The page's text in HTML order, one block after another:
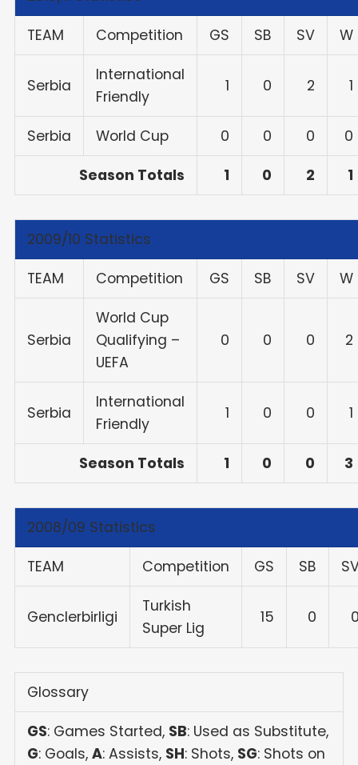
TEAM Competition GS SB SV W
Serbia
International
Friendly
1 0 2 1
Serbia World Cup 0 0 0 0
Season Totals 1 0 2 1
2009/10 Statistics
TEAM Competition GS SB SV W
Serbia
World Cup
Qualifying –
UEFA
0 0 0 2
Serbia
International
Friendly
1 0 0 1
Season Totals 1 0 0 3
2008/09 Statistics
TEAM Competition GS SB
Genclerbirligi
Turkish
Super Lig
15 0
Glossary
GS: Games Started, SB: Used as Substitute,
G: Goals, A: Assists, SH: Shots, SG: Shots on